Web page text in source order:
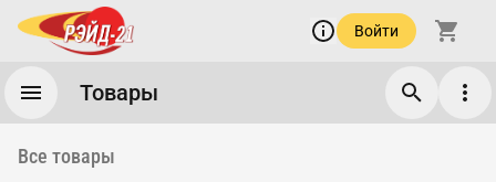
Войти
Товары
Все товары